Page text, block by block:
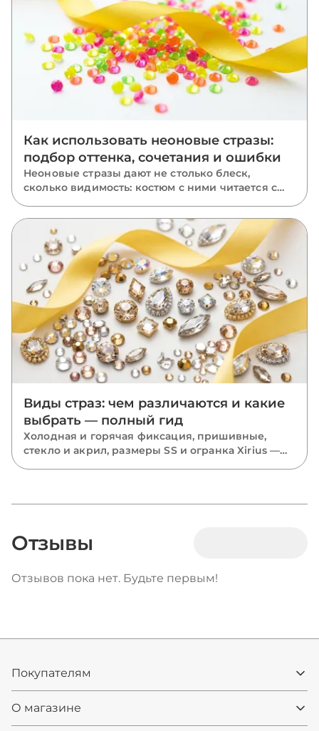
Как использовать неоновые стразы:
подбор оттенка, сочетания и ошибки
Неоновые стразы дают не столько блеск,
сколько видимость: костюм с ними читается с
отличается от классики, где он работает лучше
всего, как подобрать оттенок к ткани, с чем
сочетать и каких ошибок избегать.
Виды страз: чем различаются и какие
выбрать — полный гид
Холодная и горячая фиксация, пришивные,
стекло и акрил, размеры SS и огранка Xirius —
Отзывы
Отзывов пока нет. Будьте первым!
Покупателям
О магазине